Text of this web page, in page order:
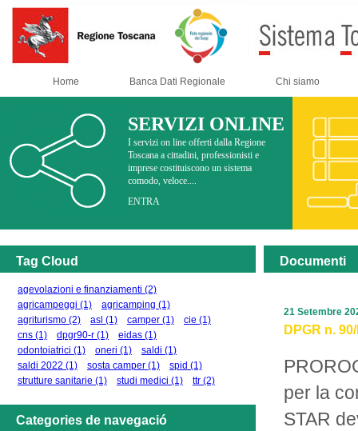
Home Banca Dati Regionale Chi siamo
SERVIZI ONLINE
I servizi on line offerti dalla Regione
Toscana a cittadini, professionisti e
imprese costituiscono un sistema
comodo, veloce....
ENTRA
Tag Cloud
agevolazioni e finanziamenti (2)
agricampeggi (1) agricamping (1)
agriturismo (2) asl (1) camper (1) cie (1)
cns (1) dpgr90-r (1) eidas (1)
odontoiatrici (1) oneri (1) saldi (1)
saldi 2022 (1) sosta camper (1) spid (1)
strutture sanitarie (1) studi medici (1) ttr (2)
Categories de navegació
Documenti
DPGR n.
per la
STAR
21 Setembre